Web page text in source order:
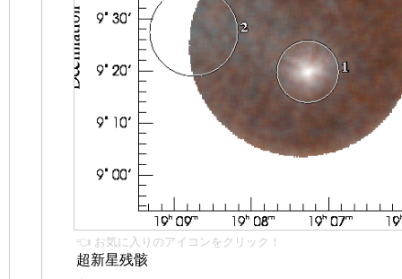
👈 お気に入りのアイコンをクリック！
超新星残骸